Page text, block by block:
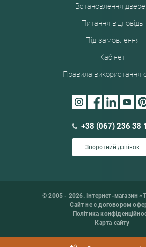
Встановлення
Питання відповідь
Під замовлення
Кабінет
Правила використання
+38 (067) 236 38
Зворотний дзвінок
© 2005 - 2026. Інтернет-магазин
Сайт не є договором
Політика
Карта сайту